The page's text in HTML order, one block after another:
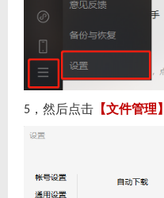
5 ，然后点击 【文件管理】